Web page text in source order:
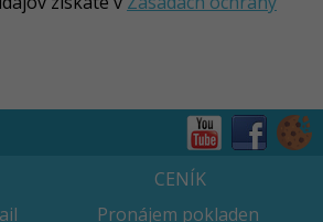
CENÍK
Pronájem pokladen